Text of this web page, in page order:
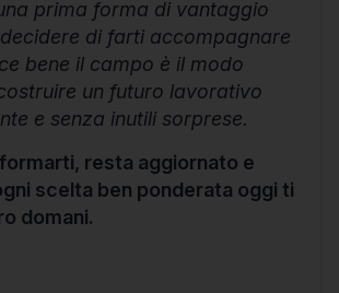
prima forma di vantaggio
di farti accompagnare
bene il campo è il modo
un futuro lavorativo
e senza inutili sorprese.
resta aggiornato e
scelta ben ponderata oggi ti
domani.